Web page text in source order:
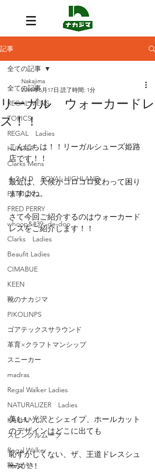
記事
全ての記事
REGAL MENS
TOPICS
REGAL Ladies
HUNTER
Clarks Mens
４２ＮＤ ROYAL HIGHLAND
PATRICK
FRED PERRY
whoop&#39;-de-doo
Clarks Ladies
Beaufit Ladies
CIMABUE
KEEN
靴のナカジマ
PIKOLINPS
ゴアテックスサラウンド
革育×クラフトマンシップ
スニーカー
madras
Regal Walker Ladies
NATURALIZER Ladies
KARHU
スピングルムーブ
Regal Walker
靴みがき
全ての記事
リーガル ウォーカードレ
ス！！
Nakajima
2019年6月17日 読了時間: 1分
こんにちは！！リーガルシューズ姫路
店です！！
最近は、天候がコロコロ変わって困り
ますよね。
さて今回ご紹介するのはウォーカード
レスをご紹介します！！
美しい光沢とシェイプ、ホールカット
のデザインはどこに出ても
恥ずかしくない、ザ、王道ドレスシュ
ーズ！！